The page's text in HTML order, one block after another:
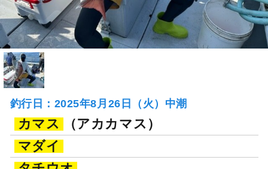
釣行日：2025年8月26日（火）中潮
カマス
（アカカマス）
マダイ